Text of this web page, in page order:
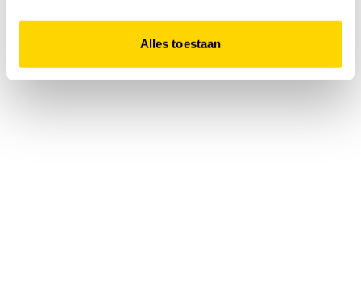
Alles toestaan